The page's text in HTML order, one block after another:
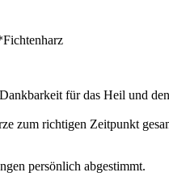
für das Heil und
zum richtigen Zeitpunkt
persönlich abgestimmt.